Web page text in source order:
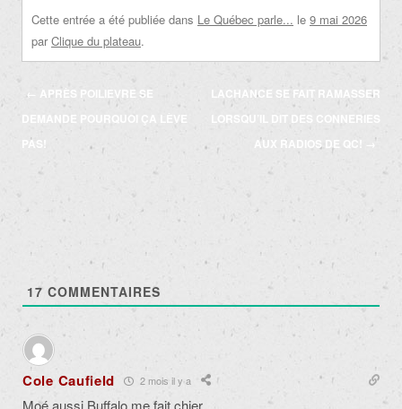
Cette entrée a été publiée dans Le Québec parle... le 9 mai 2026
par Clique du plateau.
Navigation
des
articles
← APRÈS POILIEVRE SE
DEMANDE POURQUOI ÇA LÈVE
PAS!
LACHANCE SE FAIT RAMASSER
LORSQU’IL DIT DES CONNERIES
AUX RADIOS DE QC! →
17 COMMENTAIRES
Cole Caufield 2 mois il y a
Moé aussi Buffalo me fait chier.